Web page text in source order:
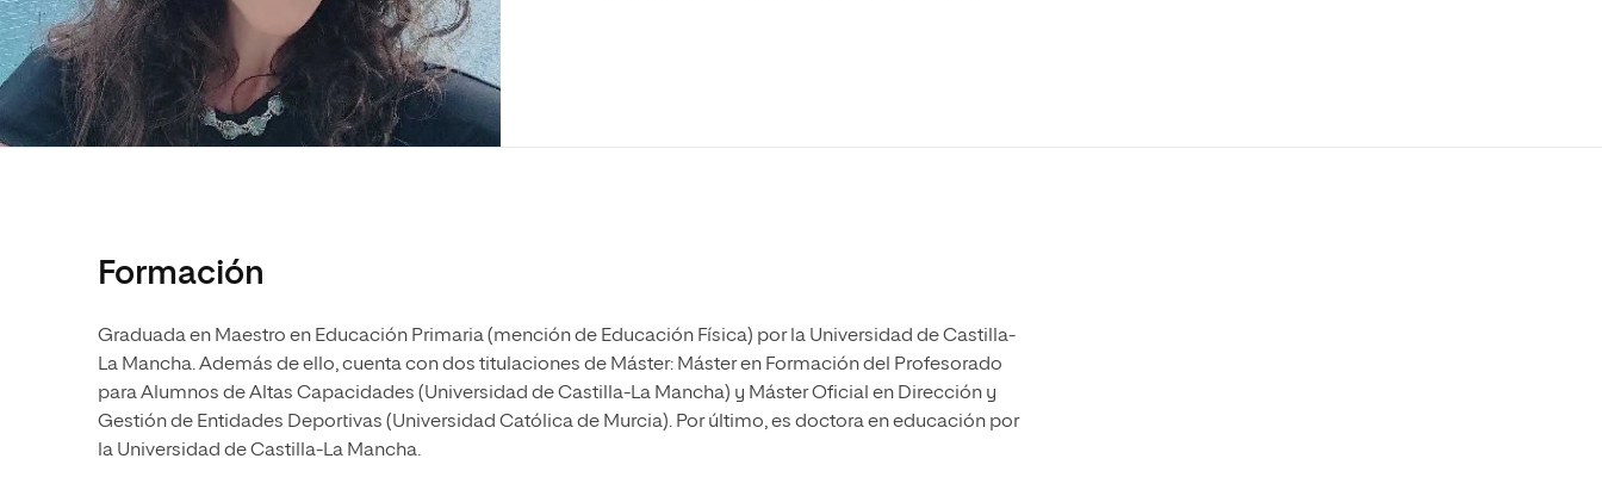
Ciencias Políticas y Relaciones
Internacionales
Diseño
Ciencias de la Salud
Ciencias Sociales
Humanidades
Ingeniería y Tecnología
Diseño
Ciencias de la Salud
Ciencias Sociales
Oficina de Movilidad
Internacional
Escuela de Humanidades
Normas de Organización y
Funcionamiento
Formación
Graduada en Maestro en Educación Primaria (mención de Educación Física) por la Universidad de Castilla-
La Mancha. Además de ello, cuenta con dos titulaciones de Máster: Máster en Formación del Profesorado
para Alumnos de Altas Capacidades (Universidad de Castilla-La Mancha) y Máster Oficial en Dirección y
Gestión de Entidades Deportivas (Universidad Católica de Murcia). Por último, es doctora en educación por
la Universidad de Castilla-La Mancha.